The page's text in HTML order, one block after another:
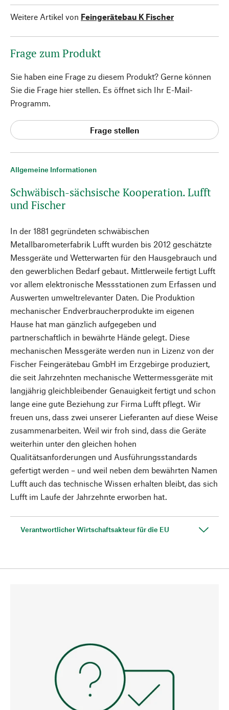
Allgemeine Informationen
Schwäbisch-sächsische Kooperation. Lufft
und Fischer
In der 1881 gegründeten schwäbischen
Metallbarometerfabrik Lufft wurden bis 2012 geschätzte
Messgeräte und Wetterwarten für den Hausgebrauch und
den gewerblichen Bedarf gebaut. Mittlerweile fertigt Lufft
vor allem elektronische Messstationen zum Erfassen und
Auswerten umweltrelevanter Daten. Die Produktion
mechanischer Endverbraucherprodukte im eigenen
Hause hat man gänzlich aufgegeben und
partnerschaftlich in bewährte Hände gelegt. Diese
mechanischen Messgeräte werden nun in Lizenz von der
Fischer Feingerätebau GmbH im Erzgebirge produziert,
die seit Jahrzehnten mechanische Wettermessgeräte mit
langjährig gleichbleibender Genauigkeit fertigt und schon
lange eine gute Beziehung zur Firma Lufft pflegt. Wir
freuen uns, dass zwei unserer Lieferanten auf diese Weise
zusammenarbeiten. Weil wir froh sind, dass die Geräte
weiterhin unter den gleichen hohen
Qualitätsanforderungen und Ausführungsstandards
gefertigt werden – und weil neben dem bewährten Namen
Lufft auch das technische Wissen erhalten bleibt, das sich
Lufft im Laufe der Jahrzehnte erworben hat.
Verantwortlicher Wirtschaftsakteur für die EU
Weitere Artikel von Feingerätebau K Fischer
Frage zum Produkt
Sie haben eine Frage zu diesem Produkt? Gerne können
Sie die Frage hier stellen. Es öffnet sich Ihr E-Mail-
Programm.
Frage stellen